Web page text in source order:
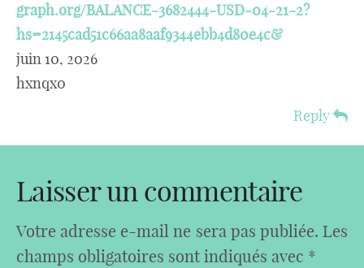
graph.org/BALANCE-3682444-USD-04-21-2?
hs=2145cad51c66aa8aaf9344ebb4d80e4c&
juin 10, 2026
hxnqx0
Reply
Laisser un commentaire
Votre adresse e-mail ne sera pas publiée. Les
champs obligatoires sont indiqués avec *